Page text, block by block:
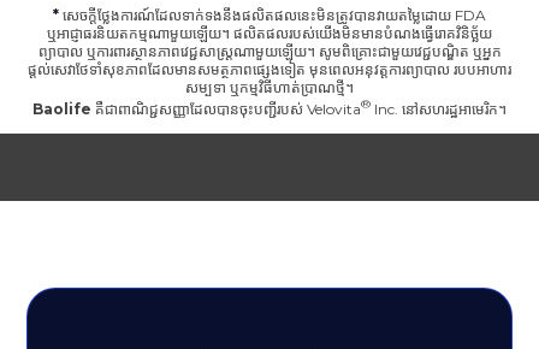
* សេចក្តីថ្លែងការណ៍ដែលទាក់ទងនឹងផលិតផលនេះមិនត្រូវបានវាយតម្លៃដោយ FDA
ឬអាជ្ញាធរនិយតកម្មណាមួយឡើយ។ ផលិតផលរបស់យើងមិនមានបំណងធ្វើរោគវិនិច្ឆ័យ
ព្យាបាល ឬការពារស្ថានភាពវេជ្ជសាស្ត្រណាមួយឡើយ។ សូមពិគ្រោះជាមួយវេជ្ជបណ្ឌិត ឬអ្នក
ផ្តល់សេវាថែទាំសុខភាពដែលមានសមត្ថភាពផ្សេងទៀត មុនពេលអនុវត្តការព្យាបាល របបអាហារ
សម្បទា ឬកម្មវិធីហាត់ប្រាណថ្មី។
Baolife គឺជាពាណិជ្ជសញ្ញាដែលបានចុះបញ្ជីរបស់ Velovita Inc. នៅសហរដ្ឋអាមេរិក។